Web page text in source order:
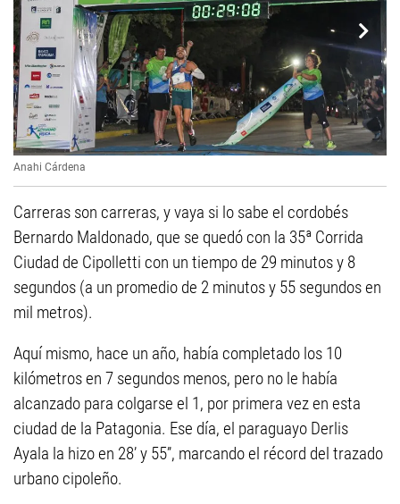
Anahi Cárdena
Carreras son carreras, y vaya si lo sabe el cordobés
Bernardo Maldonado, que se quedó con la 35ª Corrida
Ciudad de Cipolletti con un tiempo de 29 minutos y 8
segundos (a un promedio de 2 minutos y 55 segundos en
mil metros).
Aquí mismo, hace un año, había completado los 10
kilómetros en 7 segundos menos, pero no le había
alcanzado para colgarse el 1, por primera vez en esta
ciudad de la Patagonia. Ese día, el paraguayo Derlis
Ayala la hizo en 28’ y 55’’, marcando el récord del trazado
urbano cipoleño.